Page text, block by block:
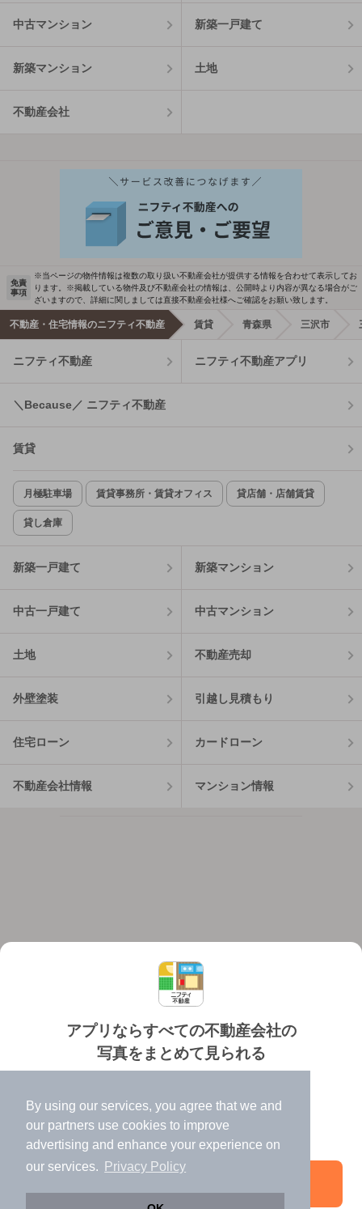
By using our services, you agree that we and
our partners use cookies to improve
advertising and enhance your experience on
our services.
Privacy Policy
中古マンション 新築一戸建て
新築マンション 土地
不動産会社
アプリならすべての不動産会社の
写真をまとめて見られる
✔️
高速表示で似た物件も見つけやすい
✔️
便利な通知機能も充実
免責
事項
※当ページの物件情報は複数の取り扱い不動産会社が提供する情報を合わせて表示してお
ります。※掲載している物件及び不動産会社の情報は、公開時より内容が異なる場合がご
ざいますので、詳細に関しましては直接不動産会社様へご確認をお願い致します。
不動産・住宅情報のニフティ不動産 賃貸 青森県 三沢市
ニフティ不動産 ニフティ不動産アプリ
＼Because／ ニフティ不動産
賃貸
月極駐車場 賃貸事務所・賃貸オフィス 貸店舗・店舗賃貸
貸し倉庫
新築一戸建て 新築マンション
中古一戸建て 中古マンション
土地 不動産売却
外壁塗装 引越し見積もり
住宅ローン カードローン
不動産会社情報 マンション情報
個人情報保護ポリシー 利用規約
©NIFTY Lifestyle Co., Ltd.